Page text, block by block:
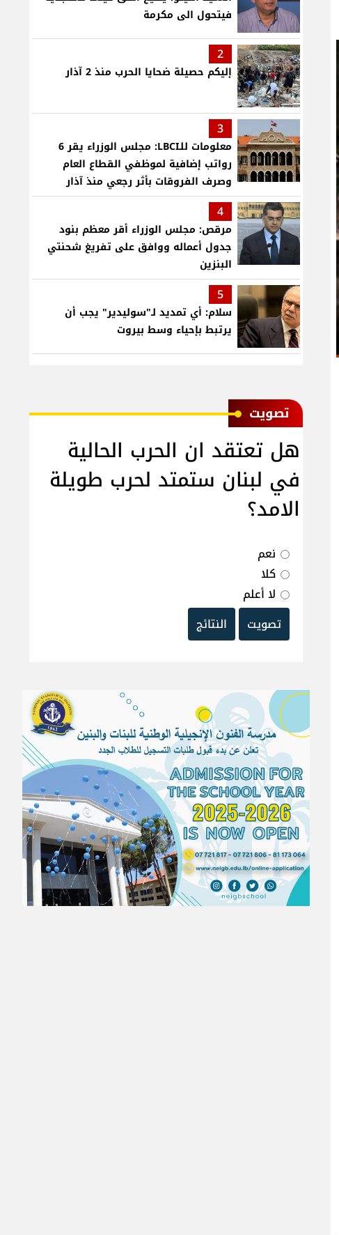
فيتحول الى مكرمة
2
إليكم حصيلة ضحايا الحرب منذ 2 آذار
3
معلومات للـLBCI: مجلس الوزراء يقر 6
رواتب إضافية لموظفي القطاع العام
وصرف الفروقات بأثر رجعي منذ آذار
4
مرقص: مجلس الوزراء أقر معظم بنود
جدول أعماله ووافق على تفريغ شحنتي
البنزين
5
سلام: أي تمديد لـ"سوليدير" يجب أن
يرتبط بإحياء وسط بيروت
ﺗﺼﻮﻳﺖ
هل تعتقد ان الحرب الحالية
في لبنان ستمتد لحرب طويلة
الامد؟
نعم
كلا
لا أعلم
تصويت
النتائج